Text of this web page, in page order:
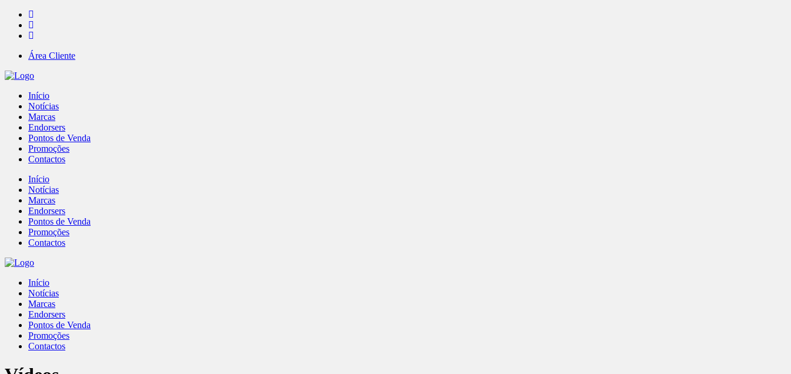
Área Cliente
Início
Notícias
Marcas
Endorsers
Pontos de Venda
Promoções
Contactos
Início
Notícias
Marcas
Endorsers
Pontos de Venda
Promoções
Contactos
Início
Notícias
Marcas
Endorsers
Pontos de Venda
Promoções
Contactos